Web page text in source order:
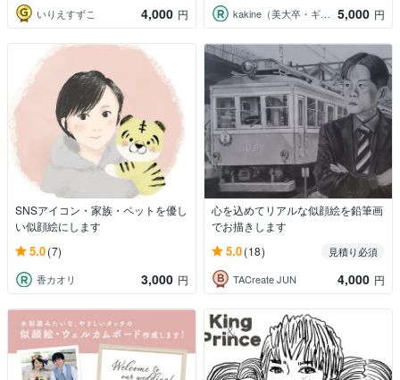
いりえすずこ 4,000 円 kakine（美大卒・ギフト似顔絵） 5,000 円
SNSアイコン・家族・ペットを優し
い似顔絵にします
5.0(7)
香カオリ 3,000 円
心を込めてリアルな似顔絵を鉛筆画
でお描きします
5.0(18)
見積り必須
TACreate JUN
4,000 円